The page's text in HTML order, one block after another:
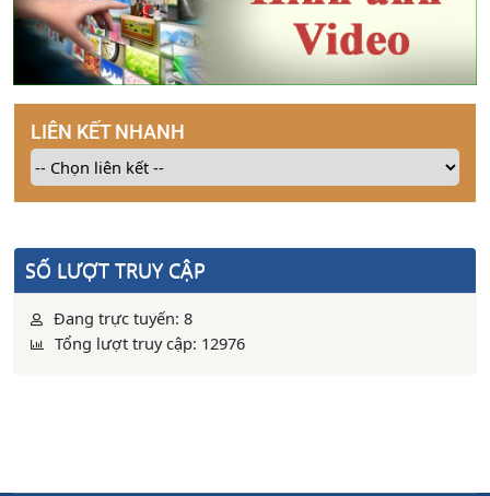
LIÊN KẾT NHANH
SỐ LƯỢT TRUY CẬP
Đang trực tuyến: 8
Tổng lượt truy cập: 12976